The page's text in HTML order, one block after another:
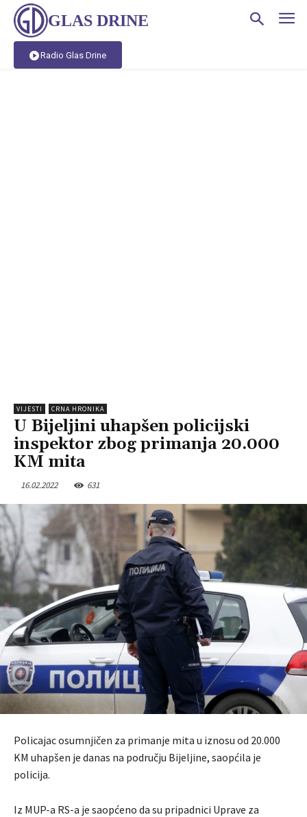
GLAS DRINE
Radio Glas Drine
VIJESTI CRNA HRONIKA
U Bijeljini uhapšen policijski
inspektor zbog primanja 20.000
KM mita
16.02.2022 631
Policajac osumnjičen za primanje mita u iznosu od 20.000
KM uhapšen je danas na području Bijeljine, saopćila je
policija.
Iz MUP-a RS-a je saopćeno da su pripadnici Uprave za